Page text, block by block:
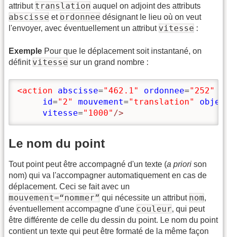
attribut translation auquel on adjoint des attributs
abscisse et ordonnee désignant le lieu où on veut
l'envoyer, avec éventuellement un attribut vitesse :
Exemple Pour que le déplacement soit instantané, on
définit vitesse sur un grand nombre :
<action abscisse="462.1" ordonnee="252"
id="2" mouvement="translation" objet
vitesse="1000" />
Le nom du point
Tout point peut être accompagné d'un texte (a priori son
nom) qui va l'accompagner automatiquement en cas de
déplacement. Ceci se fait avec un
mouvement=“nommer” qui nécessite un attribut nom,
éventuellement accompagne d'une couleur, qui peut
être différente de celle du dessin du point. Le nom du point
contient un texte qui peut être formaté de la même façon